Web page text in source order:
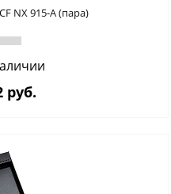
NX 915-A (пара)
руб.